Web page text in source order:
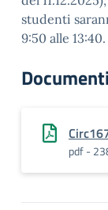
studenti
9:50 alle 13:40.
Documenti
pdf -